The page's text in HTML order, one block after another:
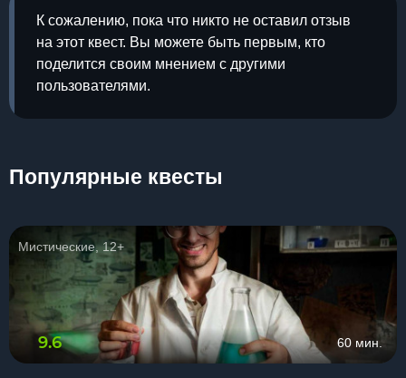
К сожалению, пока что никто не оставил отзыв
на этот квест. Вы можете быть первым, кто
поделится своим мнением с другими
пользователями.
Популярные квесты
Мистические, 12+
9.6 60 мин.